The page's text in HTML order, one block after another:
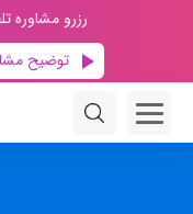
رزرو مشاوره
توضیح